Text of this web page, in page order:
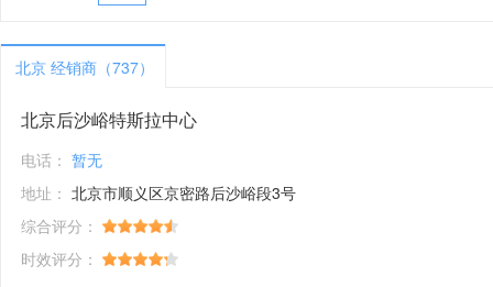
北京 经销商（737）
北京后沙峪特斯拉中心
电话： 暂无
地址： 北京市顺义区京密路后沙峪段3号
综合评分：
时效评分：